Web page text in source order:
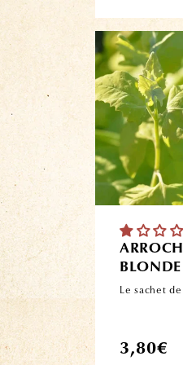
BLONDE
Le sachet
Prix
3,80€